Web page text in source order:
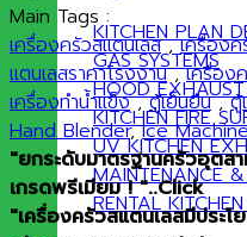
KITCHEN PLAN
GAS SYSTEMS
HOOD
KITCHEN FIRE
UV KITCHEN
MAINTENANCE
RENTAL
Main Tags :
เครื่องครัวสแตนเลส,เครื่อง
แตนเลสราคาโรงงาน,เครื่อง
เครื่องทำน้ำแข็ง,ตู้เย็นยืน,ตู้
Hand Blender,Ice
"ยกระดับมาตรฐานครัวอุตส
เกรดพรีเมียม ! "..Click
"เครื่องครัวสแตนเลสมีประโ